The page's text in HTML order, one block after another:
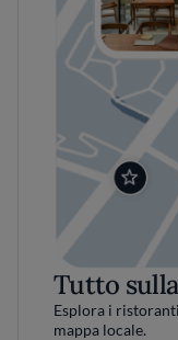
Tutto
Esplora i
mappa locale.